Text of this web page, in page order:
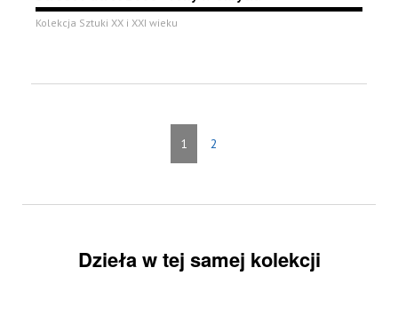
Kolekcja Sztuki XX i XXI wieku
1 2
Dzieła w tej samej kolekcji